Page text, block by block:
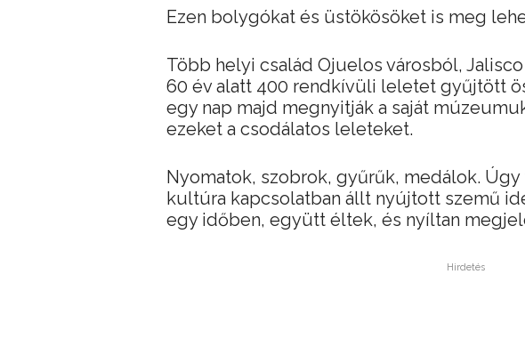
Ezen bolygókat és üstökösöket is meg
Több helyi család Ojuelos városból,
60 év alatt 400 rendkívüli leletet gyűjtött
egy nap majd megnyitják a saját
ezeket a csodálatos leleteket.
Nyomatok, szobrok, gyűrűk, medálok. Úgy
kultúra kapcsolatban állt nyújtott szemű
egy időben, együtt éltek, és nyíltan
Hirdetés